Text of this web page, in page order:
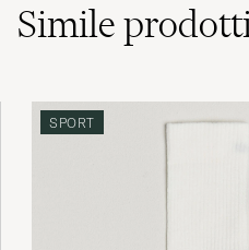
passar bra på mina
MICHAEL G
Simile
SPORT